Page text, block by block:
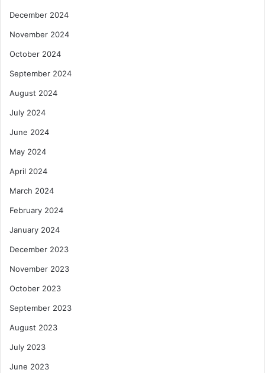
December 2024
November 2024
October 2024
September 2024
August 2024
July 2024
June 2024
May 2024
April 2024
March 2024
February 2024
January 2024
December 2023
November 2023
October 2023
September 2023
August 2023
July 2023
June 2023